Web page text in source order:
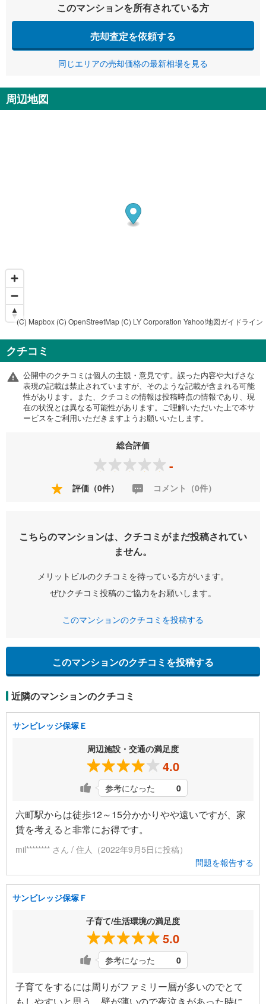
このマンションを所有されている方
売却査定を依頼する
同じエリアの売却価格の最新相場を見る
周辺地図
(C) Mapbox (C) OpenStreetMap (C) LY Corporation Yahoo!地図ガイドライン
クチコミ
公開中のクチコミは個人の主観・意見です。誤った内容や大げさな
表現の記載は禁止されていますが、そのような記載が含まれる可能
性があります。また、クチコミの情報は投稿時点の情報であり、現
在の状況とは異なる可能性があります。ご理解いただいた上で本サ
ービスをご利用いただきますようお願いいたします。
総合評価
-
評価（0件） コメント（0件）
こちらのマンションは、クチコミがまだ投稿されてい
ません。
メリットビルのクチコミを待っている方がいます。
ぜひクチコミ投稿のご協力をお願いします。
このマンションのクチコミを投稿する
このマンションのクチコミを投稿する
近隣のマンションのクチコミ
サンビレッジ保塚Ｅ
周辺施設・交通の満足度
4.0
参考になった 0
六町駅からは徒歩12～15分かかりやや遠いですが、家
賃を考えると非常にお得です。
mil******** さん / 住人（2022年9月5日に投稿）
問題を報告する
サンビレッジ保塚Ｆ
子育て/生活環境の満足度
5.0
参考になった 0
子育てをするには周りがファミリー層が多いのでとて